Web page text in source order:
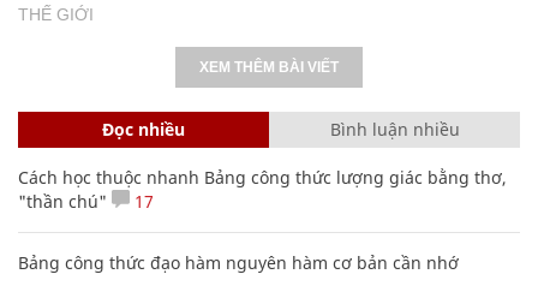
THẾ GIỚI
XEM THÊM BÀI VIẾT
Đọc nhiều Bình luận nhiều
Cách học thuộc nhanh Bảng công thức lượng giác bằng thơ,
"thần chú"
17
Bảng công thức đạo hàm nguyên hàm cơ bản cần nhớ